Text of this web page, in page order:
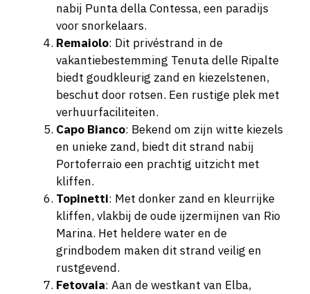
nabij Punta della Contessa, een paradijs
voor snorkelaars.
Remaiolo: Dit privéstrand in de
vakantiebestemming Tenuta delle Ripalte
biedt goudkleurig zand en kiezelstenen,
beschut door rotsen. Een rustige plek met
verhuurfaciliteiten.
Capo Bianco: Bekend om zijn witte kiezels
en unieke zand, biedt dit strand nabij
Portoferraio een prachtig uitzicht met
kliffen.
Topinetti: Met donker zand en kleurrijke
kliffen, vlakbij de oude ijzermijnen van Rio
Marina. Het heldere water en de
grindbodem maken dit strand veilig en
rustgevend.
Fetovaia: Aan de westkant van Elba,